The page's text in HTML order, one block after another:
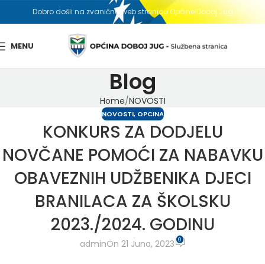
Dobro došli na zvaničnu web stranicu Općine Doboj Jug
MENU
Blog
Home NOVOSTI
NOVOSTI, OPCINA
KONKURS ZA DODJELU
NOVČANE POMOĆI ZA NABAVKU
OBAVEZNIH UDŽBENIKA DJECI
BRANILACA ZA ŠKOLSKU
2023./2024. GODINU
adminOn 21 Juna, 2023 0